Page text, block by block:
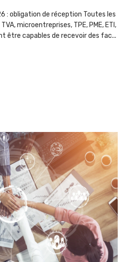
: obligation de réception Toutes les
microentreprises, TPE, PME, ETI,
être capables de recevoir des fac...